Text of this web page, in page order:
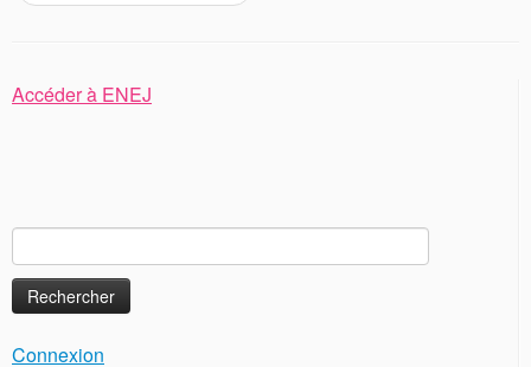
Accéder à ENEJ
Connexion